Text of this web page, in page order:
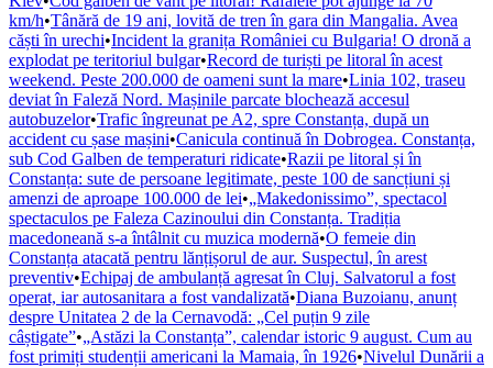
km/h•Tânără de 19 ani, lovită de tren în gara din Mangalia. Avea
căști în urechi•Incident la granița României cu Bulgaria! O dronă a
explodat pe teritoriul bulgar•Record de turiști pe litoral în acest
weekend. Peste 200.000 de oameni sunt la mare•Linia 102, traseu
deviat în Faleză Nord. Mașinile parcate blochează accesul
autobuzelor•Trafic îngreunat pe A2, spre Constanța, după un
accident cu șase mașini•Canicula continuă în Dobrogea. Constanța,
sub Cod Galben de temperaturi ridicate•Razii pe litoral și în
Constanța: sute de persoane legitimate, peste 100 de sancțiuni și
amenzi de aproape 100.000 de lei•„Makedonissimo”, spectacol
spectaculos pe Faleza Cazinoului din Constanța. Tradiția
macedoneană s-a întâlnit cu muzica modernă•O femeie din
Constanța atacată pentru lănțișorul de aur. Suspectul, în arest
preventiv•Echipaj de ambulanță agresat în Cluj. Salvatorul a fost
operat, iar autosanitara a fost vandalizată•Diana Buzoianu, anunț
despre Unitatea 2 de la Cernavodă: „Cel puțin 9 zile
câștigate”•„Astăzi la Constanța”, calendar istoric 9 august. Cum au
fost primiți studenții americani la Mamaia, în 1926•Nivelul Dunării a